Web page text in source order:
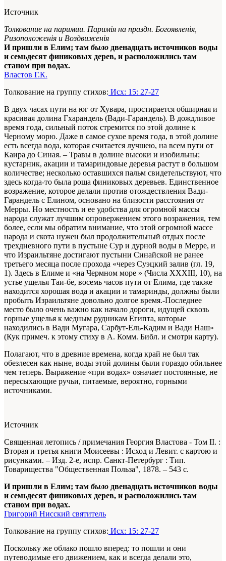
Источник
Толкование на паримии. Паримія на праздн. Богоявленія,
Ризоположенія и Воздвиженія
И пришли в Елим; там было двенадцать источников воды
и семьдесят финиковых дерев, и расположились там
станом при водах.
Властов Г.К.
Толкование на группу стихов: Исх: 15: 27-27
В двух часах пути на юг от Хувара, простирается обширная и
красивая долина Гхарандель (Вади-Гарандель). В дождливое
время года, сильный поток стремится по этой долине к
Черному морю. Даже в самое сухое время года, в этой долине
есть всегда вода, которая считается лучшею, на всем пути от
Каира до Синая. – Травы в долине высоки и изобильны;
кустарник, акации и тамариндовые деревья растут в большом
количестве; несколько оставшихся пальм свидетельствуют, что
здесь когда-то была роща финиковых деревьев. Единственное
возражение, которое делали против отождествления Вади-
Гарандель с Елином, основано на близости расстояния от
Мерры. Но местность и ее удобства для огромной массы
народа служат лучшим опровержением этого возражения, тем
более, если мы обратим внимание, что этой огромной массе
народа и скота нужен был продолжительный отдых после
трехдневного пути в пустыне Сур и дурной воды в Мерре, и
что Израильтяне достигают пустыни Синайской не ранее
третьего месяца после прохода «через Суэцкий залив (гл. 19,
1). Здесь в Елиме и «на Чермном море » (Числа ХХХIII, 10), на
устье ущелья Таи-бе, восемь часов пути от Елима, где также
находится хорошая вода и акации и тамаринды, должны были
пробыть Израильтяне довольно долгое время.-Последнее
место было очень важно как начало дороги, идущей сквозь
горные ущелья к медным рудникам Египта, которые
находились в Вади Mугара, Сарбут-Ель-Кадим и Вади Наш»
(Кук примеч. к этому стиху в А. Комм. Библ. и смотри карту).
Полагают, что в древние времена, когда край не был так
обезлесен как ныне, воды этой долины были гораздо обильнее
чем теперь. Выражение «при водах» означает постоянные, не
пересыхающие ручьи, питаемые, вероятно, горными
источниками.
Источник
Священная летопись / примечания Георгия Властова - Том II. :
Вторая и третья книги Моисеевы : Исход и Левит. с картою и
рисунками. – Изд. 2-е, испр. Санкт-Петербург : Тип.
Товарищества "Общественная Польза", 1878. – 543 с.
И пришли в Елим; там было двенадцать источников воды
и семьдесят финиковых дерев, и расположились там
станом при водах.
Григорий Нисский святитель
Толкование на группу стихов: Исх: 15: 27-27
Поскольку же облако пошло вперед: то пошли и они
путеводимые его движением, как и всегда делали это,